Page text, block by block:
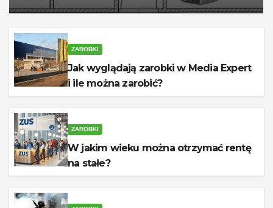
ZAROBKI
Jak wyglądają zarobki w Media Expert
i ile można zarobić?
ZAROBKI
W jakim wieku można otrzymać rentę
na stałe?